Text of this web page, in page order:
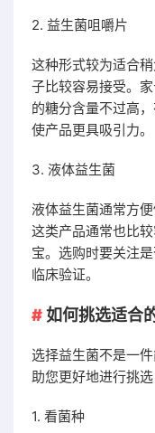
2. 益生菌咀嚼片
这种形式较为适合
子比较容易接受。
的糖分含量不过高
使产品更具吸引力。
3. 液体益生菌
液体益生菌通常方
这类产品通常也比
宝。选购时要关注
临床验证。
如何挑选适合
选择益生菌不是一
助您更好地进行挑选
1. 看菌种